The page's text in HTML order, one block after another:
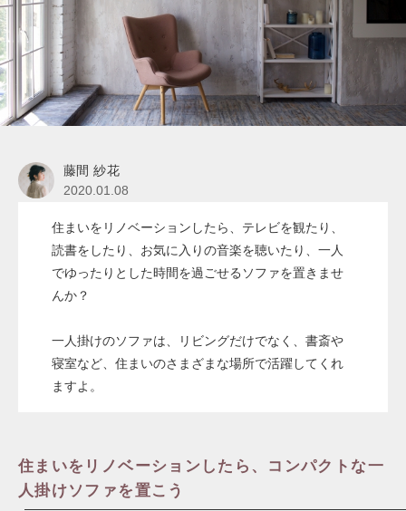
藤間 紗花
2020.01.08
住まいをリノベーションしたら、テレビを観たり、
読書をしたり、お気に入りの音楽を聴いたり、一人
でゆったりとした時間を過ごせるソファを置きませ
んか？
一人掛けのソファは、リビングだけでなく、書斎や
寝室など、住まいのさまざまな場所で活躍してくれ
ますよ。
住まいをリノベーションしたら、コンパクトな一
人掛けソファを置こう